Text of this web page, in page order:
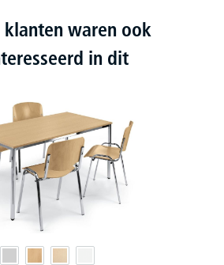
klanten waren ook
in dit